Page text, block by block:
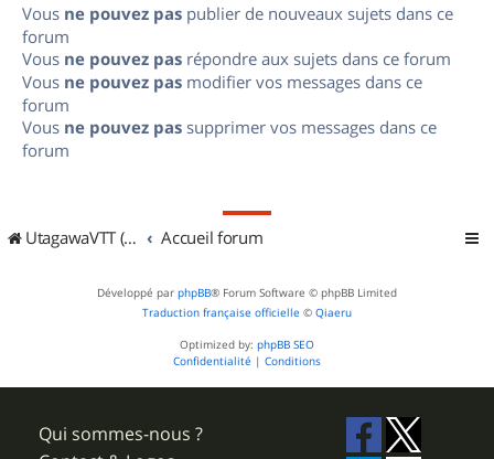
Vous ne pouvez pas publier de nouveaux sujets dans ce
forum
Vous ne pouvez pas répondre aux sujets dans ce forum
Vous ne pouvez pas modifier vos messages dans ce
forum
Vous ne pouvez pas supprimer vos messages dans ce
forum
UtagawaVTT (Randos VTT et VTTAE avec traces GPS) Accueil forum
Développé par phpBB® Forum Software © phpBB Limited
Traduction française officielle © Qiaeru
Optimized by: phpBB SEO
Confidentialité | Conditions
Qui sommes-nous ?